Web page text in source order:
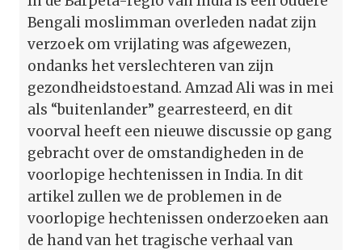
Bengali moslimman overleden nadat zijn
verzoek om vrijlating was afgewezen,
ondanks het verslechteren van zijn
gezondheidstoestand. Amzad Ali was in mei
als “buitenlander” gearresteerd, en dit
voorval heeft een nieuwe discussie op gang
gebracht over de omstandigheden in de
voorlopige hechtenissen in India. In dit
artikel zullen we de problemen in de
voorlopige hechtenissen onderzoeken aan
de hand van het tragische verhaal van